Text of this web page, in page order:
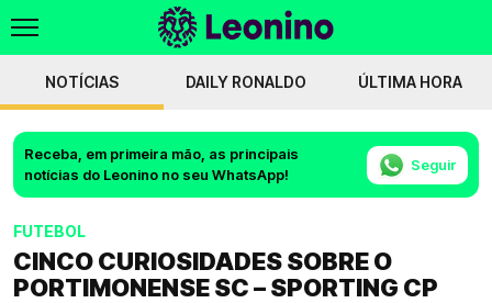
NOTÍCIAS DAILY RONALDO ÚLTIMA HORA
Receba, em primeira mão, as principais
notícias do Leonino no seu WhatsApp!
Seguir
FUTEBOL
CINCO CURIOSIDADES SOBRE O
PORTIMONENSE SC – SPORTING CP